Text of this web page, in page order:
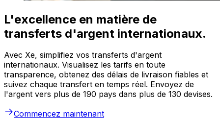
L'excellence en matière de
transferts d'argent internationaux.
Avec Xe, simplifiez vos transferts d'argent
internationaux. Visualisez les tarifs en toute
transparence, obtenez des délais de livraison fiables et
suivez chaque transfert en temps réel. Envoyez de
l'argent vers plus de 190 pays dans plus de 130 devises.
Commencez maintenant